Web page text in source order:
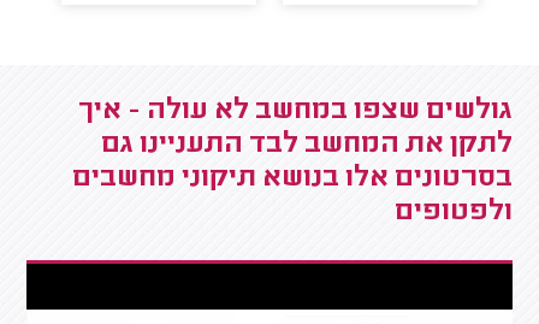
גולשים שצפו במחשב לא עולה - איך
לתקן את המחשב לבד התעניינו גם
בסרטונים אלו בנושא תיקוני מחשבים
ולפטופים